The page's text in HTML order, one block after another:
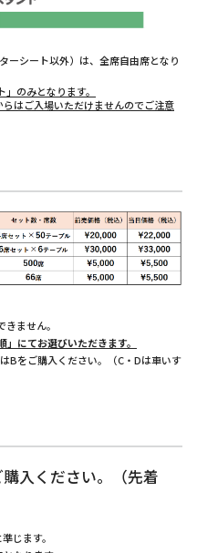
ーシート以外）は、全席自由席となり
のみとなります。
はご入場いただけませんのでご注意
ません。
にてお選びいただきます。
Bをご購入ください。（C・Dは車いす
購入ください。（先着
じます。